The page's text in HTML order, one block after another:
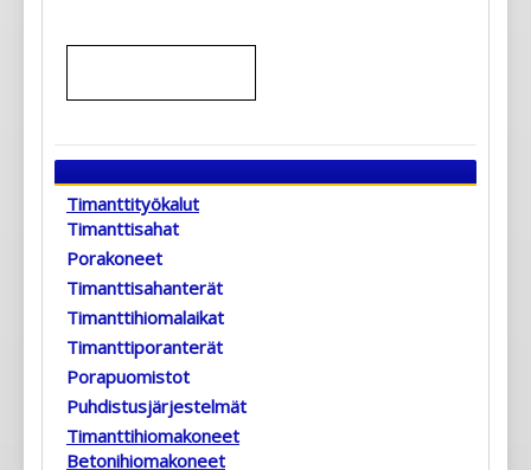
Timanttityökalut
Timanttisahat
Porakoneet
Timanttisahanterät
Timanttihiomalaikat
Timanttiporanterät
Porapuomistot
Puhdistusjärjestelmät
Timanttihiomakoneet
Betonihiomakoneet